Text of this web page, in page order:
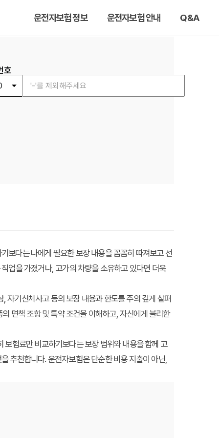
운전자보험 정보 운전자보험 안내 Q&A
호
보다는 나에게 필요한 보장 내용을 꼼꼼히 따져보고 선
업을 가졌거나, 고가의 차량을 소유하고 있다면 더욱
자기신체사고 등의 보장 내용과 한도를 주의 깊게 살펴
면책 조항 및 특약 조건을 이해하고, 자신에게 불리한
험료만 비교하기보다는 보장 범위와 내용을 함께 고
추천합니다. 운전자보험은 단순한 비용 지출이 아닌,